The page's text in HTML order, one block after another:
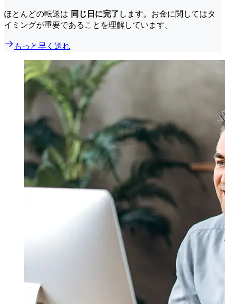
ほとんどの転送は 同じ日に完了 します。お金に関してはタ
イミングが重要であることを理解しています。
もっと早く送れ